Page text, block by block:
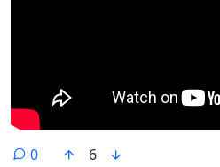
0comments
6